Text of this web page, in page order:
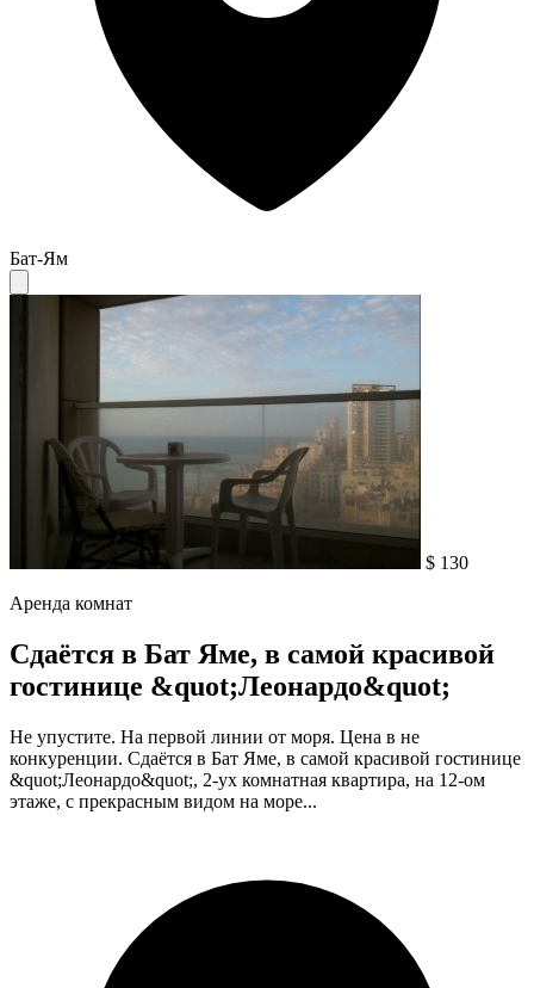
Бат-Ям
$ 130
Аренда комнат
Сдаётся в Бат Яме, в самой красивой
гостинице &quot;Леонардо&quot;
Не упустите. На первой линии от моря. Цена в не
конкуренции. Сдаётся в Бат Яме, в самой красивой гостинице
&quot;Леонардо&quot;, 2-ух комнатная квартира, на 12-ом
этаже, с прекрасным видом на море...